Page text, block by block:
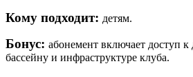
Кому подходит: детям.
Бонус: абонемент включает доступ к
бассейну и инфраструктуре клуба.